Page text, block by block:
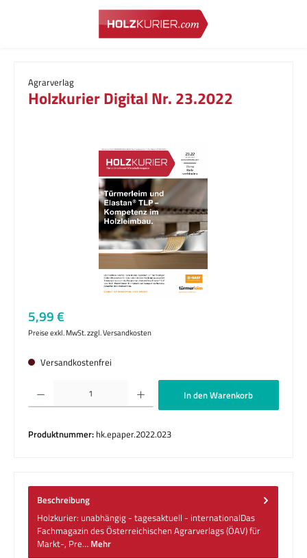
Zum Hauptinhalt springen
Agrarverlag
Holzkurier Digital Nr. 23.2022
Bildergalerie überspringen
Regulärer Preis:
5,99 €
Preise exkl. MwSt. zzgl. Versandkosten
Versandkostenfrei
Produkt Anzahl: Gib den gewünschten Wert ein oder benutze die Schaltflächen um
In den Warenkorb
Produktnummer: hk.epaper.2022.023
Beschreibung
Holzkurier: unabhängig - tagesaktuell - internationalDas
Fachmagazin des Österreichischen Agrarverlags (ÖAV) für
Markt-, Pre… Mehr